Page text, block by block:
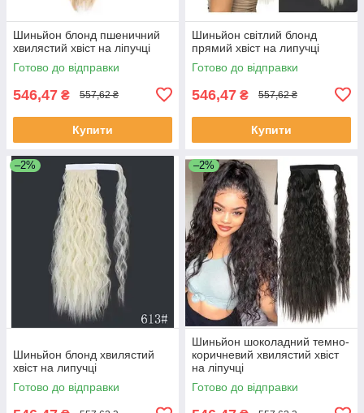
Шиньйон блонд пшеничний
хвилястий хвіст на ліпучці
Готово до відправки
546,47 ₴ 557,62 ₴
Купити
Шиньйон світлий блонд
прямий хвіст на липучці
Готово до відправки
546,47 ₴ 557,62 ₴
Купити
–2%
Шиньйон блонд хвилястий
хвіст на липучці
Готово до відправки
–2%
Шиньйон шоколадний темно-
коричневий хвилястий хвіст
на ліпучці
Готово до відправки